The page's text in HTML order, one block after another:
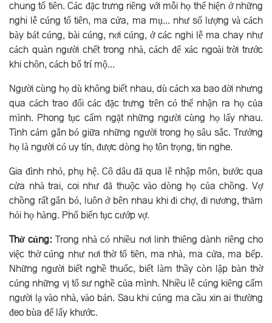
chung tổ tiên. Các đặc trưng riêng với mỗi họ thể hiện ở những
nghi lễ cúng tổ tiên, ma cửa, ma mụ... như số lượng và cách
bày bát cúng, bài cúng, nơi cúng, ở các nghi lễ ma chay như
cách quàn người chết trong nhà, cách để xác ngoài trời trước
khi chôn, cách bố trí mộ...
Người cùng họ dù không biết nhau, dù cách xa bao đời nhưng
qua cách trao đổi các đặc trưng trên có thể nhận ra họ của
mình. Phong tục cấm ngặt những người cùng họ lấy nhau.
Tình cảm gắn bó giữa những người trong họ sâu sắc. Trưởng
họ là người có uy tín, được dòng họ tôn trọng, tin nghe.
Gia đình nhỏ, phụ hệ. Cô dâu đã qua lễ nhập môn, bước qua
cửa nhà trai, coi như đã thuộc vào dòng họ của chồng. Vợ
chồng rất gắn bó, luôn ở bên nhau khi đi chợ, đi nương, thăm
hỏi họ hàng. Phổ biến tục cướp vợ.
Thờ cúng: Trong nhà có nhiều nơi linh thiêng dành riêng cho
việc thờ cúng như nơi thờ tổ tiên, ma nhà, ma cửa, ma bếp.
Những người biết nghề thuốc, biết làm thầy còn lập bàn thờ
cúng những vị tổ sư nghề của mình. Nhiều lễ cúng kiêng cấm
người lạ vào nhà, vào bản. Sau khi cúng ma cầu xin ai thường
đeo bùa để lấy khước.